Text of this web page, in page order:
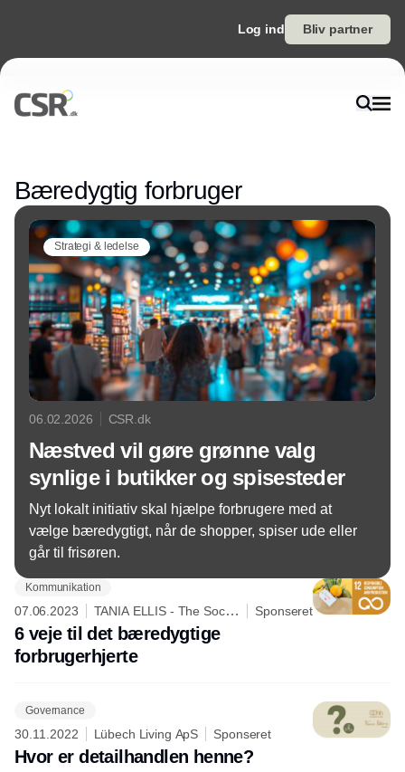
Log ind Bliv partner
Bæredygtig forbruger
Strategi & ledelse
06.02.2026 CSR.dk
Næstved vil gøre grønne valg
synlige i butikker og spisesteder
Nyt lokalt initiativ skal hjælpe forbrugere med at
vælge bæredygtigt, når de shopper, spiser ude eller
går til frisøren.
Kommunikation
07.06.2023
TANIA ELLIS - The Social
Business Company
Sponseret
6 veje til det bæredygtige
forbrugerhjerte
Governance
30.11.2022 Lübech Living ApS Sponseret
Hvor er detailhandlen henne?